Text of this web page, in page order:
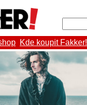
Kde koupit Fakker!